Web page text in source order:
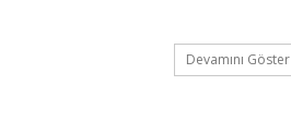
Devamını Göster